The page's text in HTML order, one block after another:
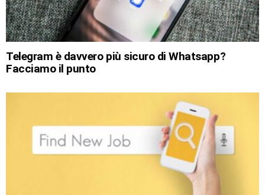
Telegram è davvero più sicuro di Whatsapp?
Facciamo il punto